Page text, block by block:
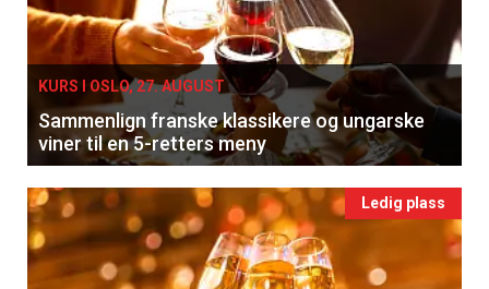
KURS I OSLO, 27. AUGUST
Sammenlign franske klassikere og ungarske
viner til en 5-retters meny
Ledig plass